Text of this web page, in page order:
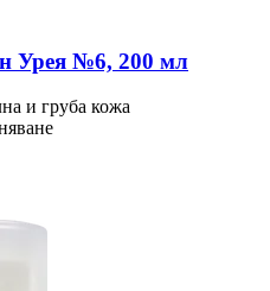
Урея №6, 200 мл
и груба кожа